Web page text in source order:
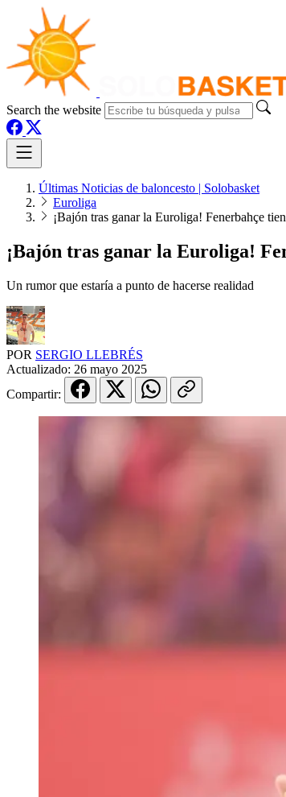
Search the website
Últimas Noticias de baloncesto | Solobasket
Euroliga
¡Bajón tras ganar la Euroliga! Fenerbahçe
¡Bajón tras ganar la Euroliga!
Un rumor que estaría a punto de hacerse realidad
POR SERGIO LLEBRÉS
Actualizado: 26 mayo 2025
Compartir: